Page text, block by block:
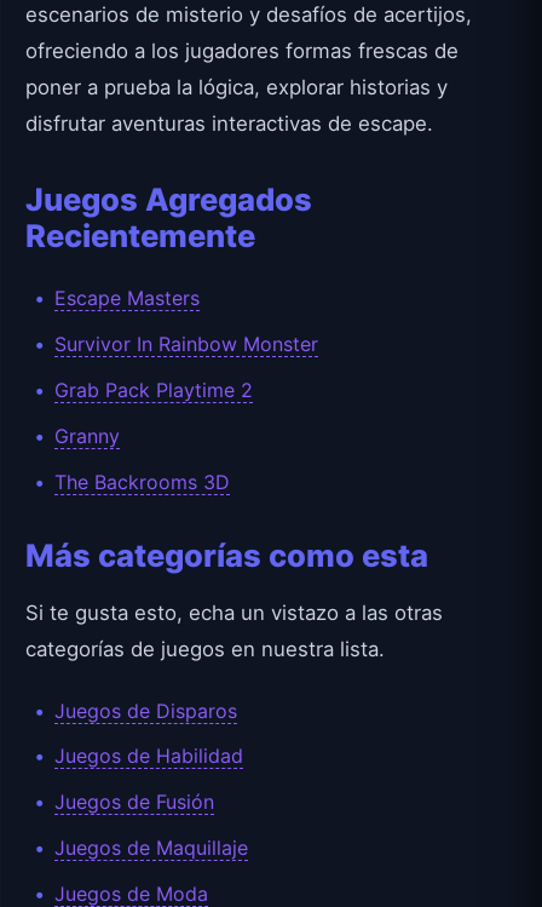
escenarios de misterio y desafíos de acertijos,
ofreciendo a los jugadores formas frescas de
poner a prueba la lógica, explorar historias y
disfrutar aventuras interactivas de escape.
Juegos Agregados
Recientemente
Escape Masters
Survivor In Rainbow Monster
Grab Pack Playtime 2
Granny
The Backrooms 3D
Más categorías como esta
Si te gusta esto, echa un vistazo a las otras
categorías de juegos en nuestra lista.
Juegos de Disparos
Juegos de Habilidad
Juegos de Fusión
Juegos de Maquillaje
Juegos de Moda